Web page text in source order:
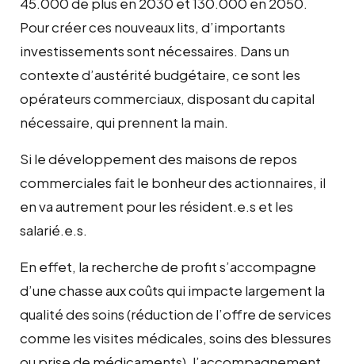
45.000 de plus en 2030 et 130.000 en 2050.
Pour créer ces nouveaux lits, d’importants
investissements sont nécessaires. Dans un
contexte d’austérité budgétaire, ce sont les
opérateurs commerciaux, disposant ducapital
nécessaire, qui prennent la main.
Si le développement des maisons de repos
commerciales fait le bonheur des actionnaires, il
en va autrement pour les résident.e.s et les
salarié.e.s.
En effet, la recherche de profit s’accompagne
d’une chasse aux coûts qui impacte largement la
qualité des soins (réduction de l’offre de services
comme les visites médicales, soins des blessures